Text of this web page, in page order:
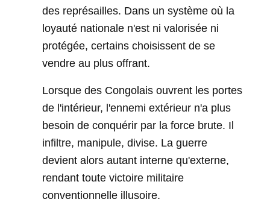
des représailles. Dans un système où la
loyauté nationale n'est ni valorisée ni
protégée, certains choisissent de se
vendre au plus offrant.
Lorsque des Congolais ouvrent les portes
de l'intérieur, l'ennemi extérieur n'a plus
besoin de conquérir par la force brute. Il
infiltre, manipule, divise. La guerre
devient alors autant interne qu'externe,
rendant toute victoire militaire
conventionnelle illusoire.